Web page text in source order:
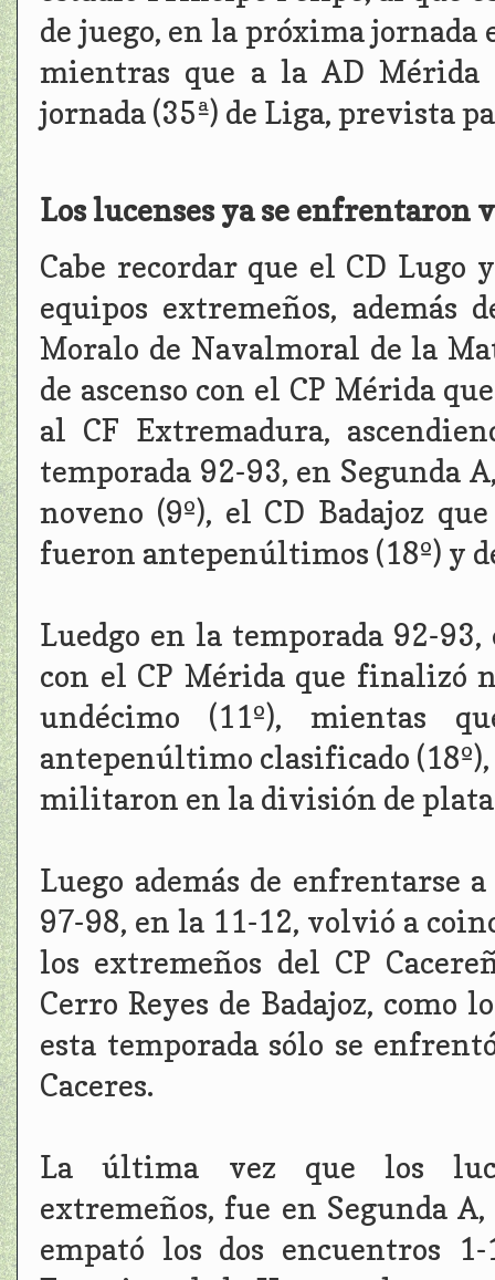
de juego, en la próxima
mientras que a la AD
jornada (35ª) de Liga, prevista
Los lucenses ya se enfrentaron
Cabe recordar que el CD Lugo
equipos extremeños, además
Moralo de Navalmoral de la
de ascenso con el CP Mérida
al CF Extremadura,
temporada 92-93, en Segunda
noveno (9º), el CD Badajoz
fueron antepenúltimos (18º) y
Luedgo en la temporada 92-
con el CP Mérida que finalizó
undécimo (11º), mientas
antepenúltimo clasificado
militaron en la división de plata
Luego además de enfrentarse
97-98, en la 11-12, volvió a
los extremeños del CP
Cerro Reyes de Badajoz, como
esta temporada sólo se
Caceres.
La última vez que los
extremeños, fue en Segunda
empató los dos encuentros